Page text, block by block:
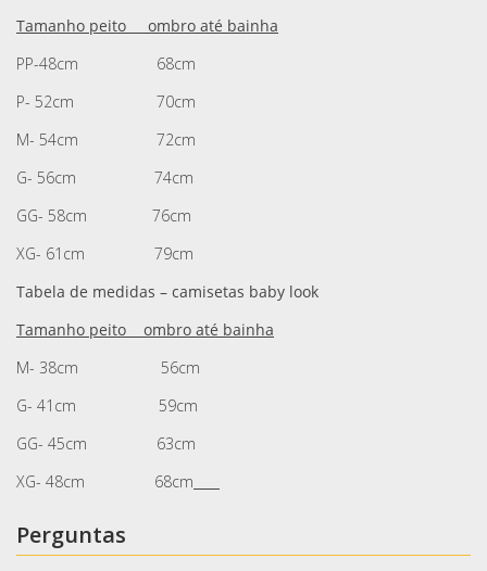
Tamanho peito ombro até bainha
PP-48cm 68cm
P- 52cm 70cm
M- 54cm 72cm
G- 56cm 74cm
GG- 58cm 76cm
XG- 61cm 79cm
Tabela de medidas – camisetas baby look
Tamanho peito ombro até bainha
M- 38cm 56cm
G- 41cm 59cm
GG- 45cm 63cm
XG- 48cm 68cm
Perguntas